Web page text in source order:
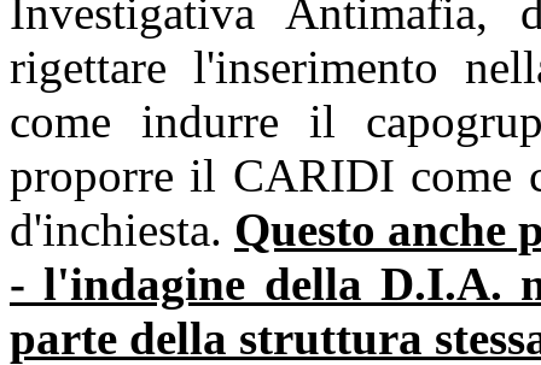
Investigativa
rigettare l'inserimento
come indurre il
proporre il CARIDI come
d'inchiesta. Questo anche
- l'indagine della D.I.A.
parte della struttura